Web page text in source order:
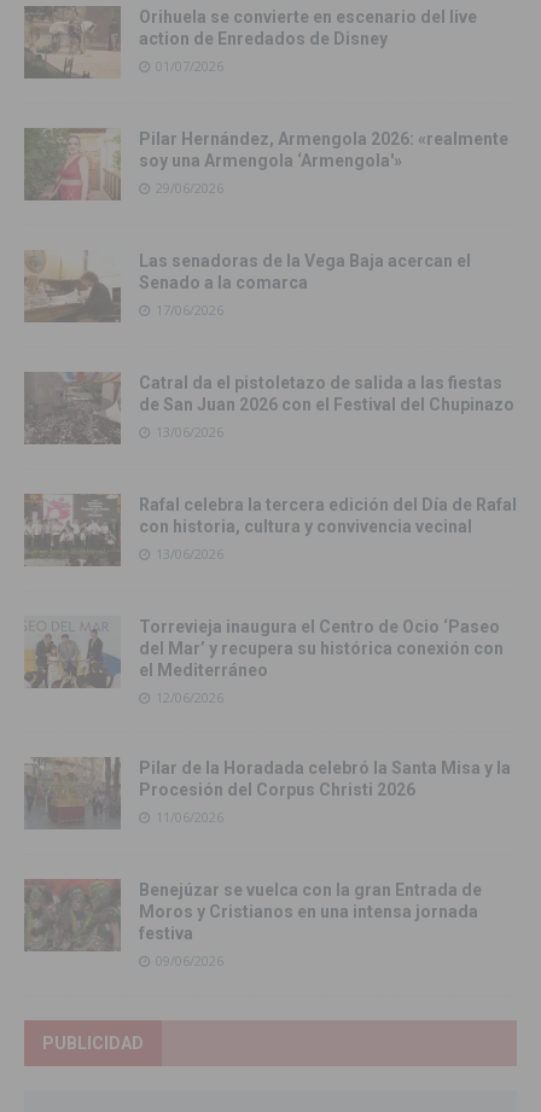
Orihuela se convierte en escenario del live
action de Enredados de Disney
01/07/2026
Pilar Hernández, Armengola 2026: «realmente
soy una Armengola ‘Armengola'»
29/06/2026
Las senadoras de la Vega Baja acercan el
Senado a la comarca
17/06/2026
Catral da el pistoletazo de salida a las fiestas
de San Juan 2026 con el Festival del Chupinazo
13/06/2026
Rafal celebra la tercera edición del Día de Rafal
con historia, cultura y convivencia vecinal
13/06/2026
Torrevieja inaugura el Centro de Ocio ‘Paseo
del Mar’ y recupera su histórica conexión con
el Mediterráneo
12/06/2026
Pilar de la Horadada celebró la Santa Misa y la
Procesión del Corpus Christi 2026
11/06/2026
Benejúzar se vuelca con la gran Entrada de
Moros y Cristianos en una intensa jornada
festiva
09/06/2026
PUBLICIDAD